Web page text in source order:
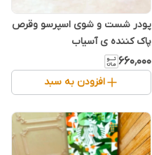
پودر شست و شوی اسپرسو وقرص
پاک کننده ی آسیاب
۶۶۰٬۰۰۰
افزودن به سبد